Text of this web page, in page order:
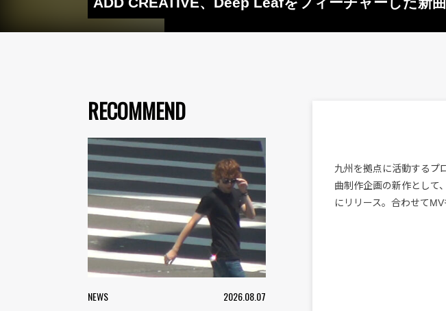
RECOMMEND
NEWS 2026.08.07
九州を拠点に活動するプ
曲制作企画の新作として
にリリース。合わせてMV